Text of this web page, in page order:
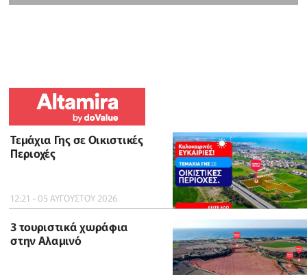
Τεμάχια Γης σε Οικιστικές
Περιοχές
12:21 - 05 ΑΥΓΟΥΣΤΟΥ 2026
3 τουριστικά χωράφια
στην Αλαμινό